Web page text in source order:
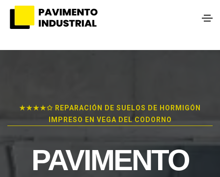
★★★★✩ REPARACIÓN DE SUELOS DE HORMIGÓN
IMPRESO EN VEGA DEL CODORNO
PAVIMENTO